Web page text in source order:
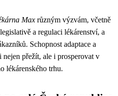
Max různým výzvám, včetně
a regulaci lékárenství, a
Schopnost adaptace a
přežít, ale i prosperovat v
lékárenského trhu.